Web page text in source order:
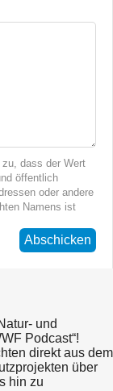
dass der Wert
öffentlich
oder andere
Namens ist
Abschicken
und
Podcast“!
direkt aus dem
über
hin zu